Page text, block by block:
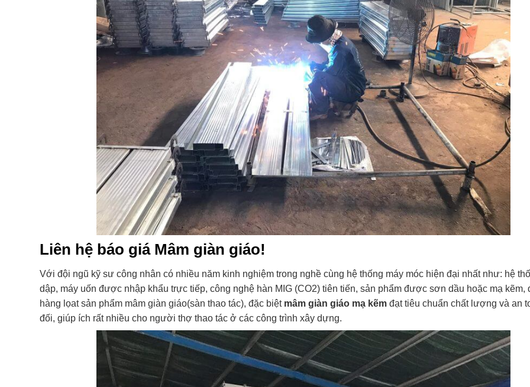
Liên hệ báo giá Mâm giàn giáo!
Với đội ngũ kỹ sư công nhân có nhiều năm kinh nghiệm trong nghề cùng hệ thống máy móc hiện đại nhất như: hệ
dập, máy uốn được nhập khẩu trực tiếp, công nghệ hàn MIG (CO2) tiên tiến, sản phẩm được sơn dầu hoặc mạ kẽm,
hàng lọat sản phẩm mâm giàn giáo(sàn thao tác), đặc biệt mâm giàn giáo mạ kẽm đạt tiêu chuẩn chất lượng và an
đối, giúp ích rất nhiều cho người thợ thao tác ở các công trình xây dựng.